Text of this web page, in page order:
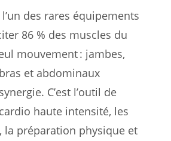
des rares équipements
86 % des muscles du
mouvement : jambes,
et abdominaux
C’est l’outil de
haute intensité, les
la préparation physique et